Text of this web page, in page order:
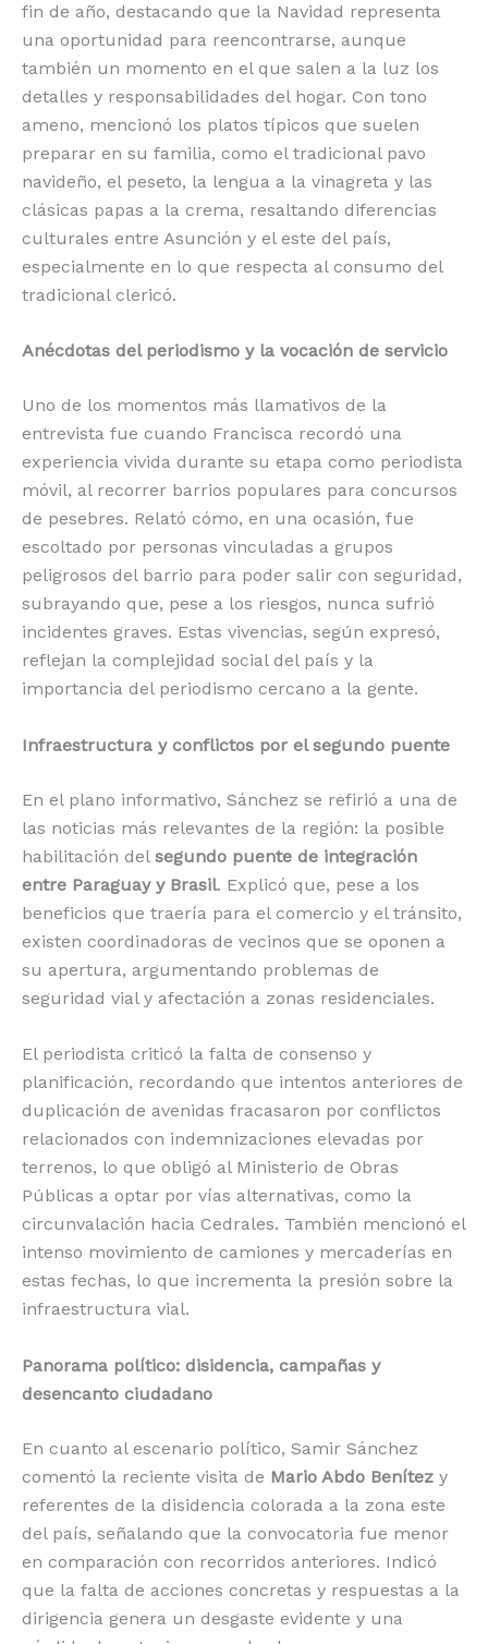
fin de año, destacando que la Navidad representa
una oportunidad para reencontrarse, aunque
también un momento en el que salen a la luz los
detalles y responsabilidades del hogar. Con tono
ameno, mencionó los platos típicos que suelen
preparar en su familia, como el tradicional pavo
navideño, el peseto, la lengua a la vinagreta y las
clásicas papas a la crema, resaltando diferencias
culturales entre Asunción y el este del país,
especialmente en lo que respecta al consumo del
tradicional clericó.
Anécdotas del periodismo y la vocación de servicio
Uno de los momentos más llamativos de la
entrevista fue cuando Francisca recordó una
experiencia vivida durante su etapa como periodista
móvil, al recorrer barrios populares para concursos
de pesebres. Relató cómo, en una ocasión, fue
escoltado por personas vinculadas a grupos
peligrosos del barrio para poder salir con seguridad,
subrayando que, pese a los riesgos, nunca sufrió
incidentes graves. Estas vivencias, según expresó,
reflejan la complejidad social del país y la
importancia del periodismo cercano a la gente.
Infraestructura y conflictos por el segundo puente
En el plano informativo, Sánchez se refirió a una de
las noticias más relevantes de la región: la posible
habilitación del segundo puente de integración
entre Paraguay y Brasil. Explicó que, pese a los
beneficios que traería para el comercio y el tránsito,
existen coordinadoras de vecinos que se oponen a
su apertura, argumentando problemas de
seguridad vial y afectación a zonas residenciales.
El periodista criticó la falta de consenso y
planificación, recordando que intentos anteriores de
duplicación de avenidas fracasaron por conflictos
relacionados con indemnizaciones elevadas por
terrenos, lo que obligó al Ministerio de Obras
Públicas a optar por vías alternativas, como la
circunvalación hacia Cedrales. También mencionó el
intenso movimiento de camiones y mercaderías en
estas fechas, lo que incrementa la presión sobre la
infraestructura vial.
Panorama político: disidencia, campañas y
desencanto ciudadano
En cuanto al escenario político, Samir Sánchez
comentó la reciente visita de Mario Abdo Benítez y
referentes de la disidencia colorada a la zona este
del país, señalando que la convocatoria fue menor
en comparación con recorridos anteriores. Indicó
que la falta de acciones concretas y respuestas a la
dirigencia genera un desgaste evidente y una